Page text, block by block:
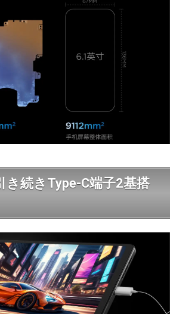
き続きType-C端子2基搭